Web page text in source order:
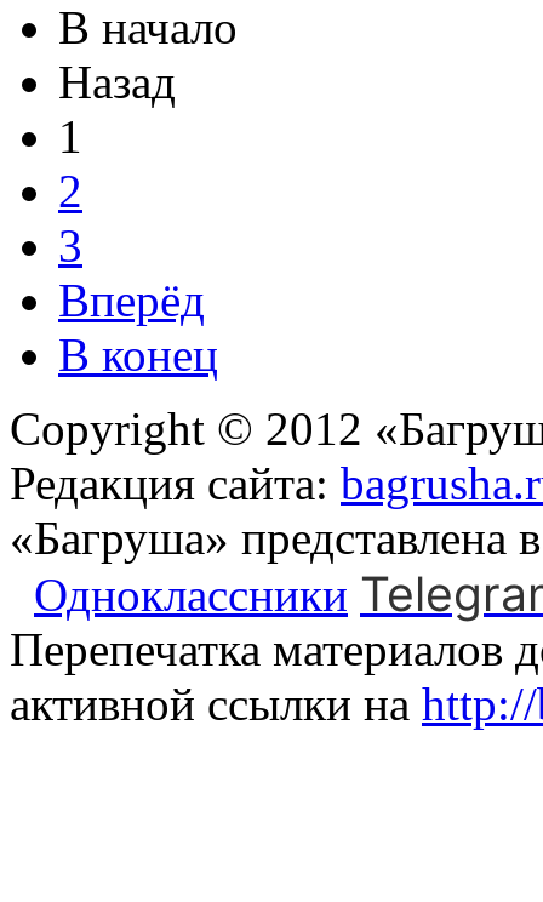
В начало
Назад
1
2
3
Вперёд
В конец
Copyright © 2012
Редакция сайта:
«Багруша» представлена
Одноклассники
Перепечатка материалов
активной ссылки на http://